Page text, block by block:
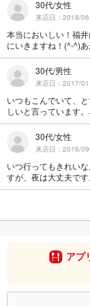
30代/女性
来店日：2018/06
本当においしい！福
にいきますね！(^-^)
30代/男性
来店日：2017/01
いつもこんでいて、
しいと言っています。
30代/女性
来店日：2016/09
いつ行ってもきれい
すが、夜は大丈夫で
アプ